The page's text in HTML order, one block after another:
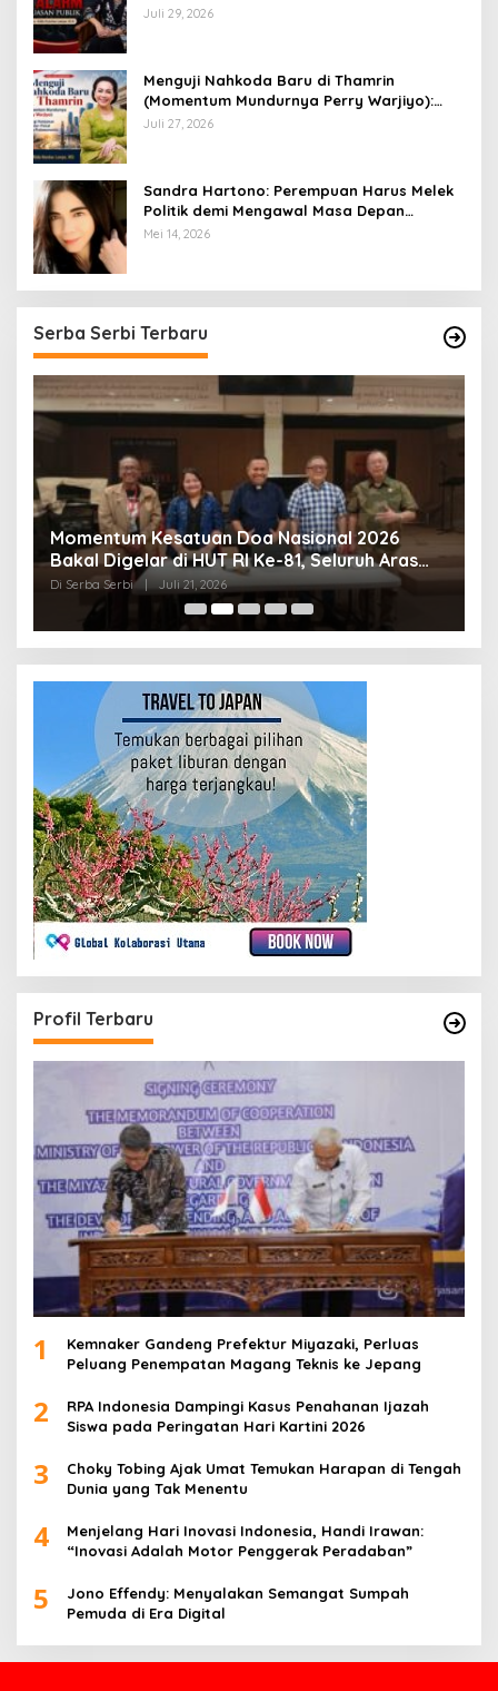
Juli 29, 2026
​Menguji Nahkoda Baru di Thamrin
(Momentum Mundurnya Perry Warjiyo):
Sinergi Kebijakan Moneter-Fiskal di Era
Juli 27, 2026
Sandra Hartono: Perempuan Harus Melek
Politik demi Mengawal Masa Depan
Bangsa
Mei 14, 2026
Serba Serbi Terbaru
Momentum Kesatuan Doa Nasional 2026
Bakal Digelar di HUT RI Ke-81, Seluruh Aras
Gereja Bersatu Doakan Indonesia
Di Serba Serbi | Juli 21, 2026
Profil Terbaru
1
Kemnaker Gandeng Prefektur Miyazaki, Perluas
Peluang Penempatan Magang Teknis ke Jepang
2
RPA Indonesia Dampingi Kasus Penahanan Ijazah
Siswa pada Peringatan Hari Kartini 2026
3
Choky Tobing Ajak Umat Temukan Harapan di Tengah
Dunia yang Tak Menentu
4
Menjelang Hari Inovasi Indonesia, Handi Irawan:
“Inovasi Adalah Motor Penggerak Peradaban”
5
Jono Effendy: Menyalakan Semangat Sumpah
Pemuda di Era Digital